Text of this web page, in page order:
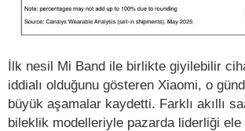
İlk nesil Mi Band ile birlikte giyilebilir
iddialı olduğunu gösteren Xiaomi, o
büyük aşamalar kaydetti. Farklı akıllı
bileklik modelleriyle pazarda liderliği ele